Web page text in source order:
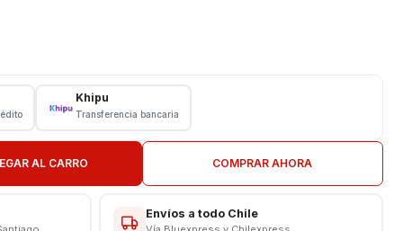
(Modelos: M2103K19G, M2103K19C)
M2103K19PG, M2103K19PY, M2103K19PI)
Khipu
Transferencia bancaria
AL CARRO COMPRAR AHORA
Envíos a todo Chile